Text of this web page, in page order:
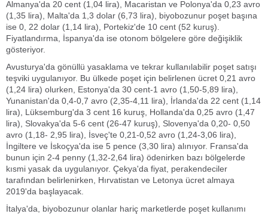
Almanya'da 20 cent (1,04 lira), Macaristan ve Polonya'da 0,23 avro
(1,35 lira), Malta'da 1,3 dolar (6,73 lira), biyobozunur poşet başına
ise 0, 22 dolar (1,14 lira), Portekiz'de 10 cent (52 kuruş).
Fiyatlandırma, İspanya'da ise otonom bölgelere göre değişiklik
gösteriyor.
Avusturya'da gönüllü yasaklama ve tekrar kullanılabilir poşet satışı
teşviki uygulanıyor. Bu ülkede poşet için belirlenen ücret 0,21 avro
(1,24 lira) olurken, Estonya'da 30 cent-1 avro (1,50-5,89 lira),
Yunanistan'da 0,4-0,7 avro (2,35-4,11 lira), İrlanda'da 22 cent (1,14
lira), Lüksemburg'da 3 cent 16 kuruş, Hollanda'da 0,25 avro (1,47
lira), Slovakya'da 5-6 cent (26-47 kuruş), Slovenya'da 0,20- 0,50
avro (1,18- 2,95 lira), İsveç'te 0,21-0,52 avro (1,24-3,06 lira),
İngiltere ve İskoçya'da ise 5 pence (3,30 lira) alınıyor. Fransa'da
bunun için 2-4 penny (1,32-2,64 lira) ödenirken bazı bölgelerde
kısmi yasak da uygulanıyor. Çekya'da fiyat, perakendeciler
tarafından belirlenirken, Hırvatistan ve Letonya ücret almaya
2019'da başlayacak.
İtalya'da, biyobozunur olanlar hariç marketlerde poşet kullanımı